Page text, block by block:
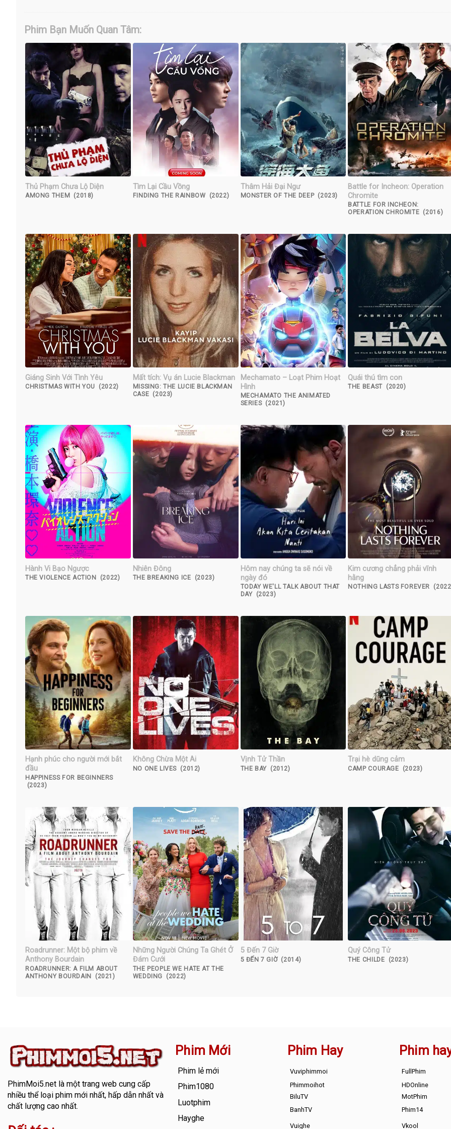
Phim Bạn Muốn Quan Tâm:
Thủ Phạm Chưa Lộ Diện
AMONG THEM (2018)
Tìm Lại Cầu Vồng
FINDING THE RAINBOW (2022)
Thâm Hải Đại Ngư
MONSTER OF THE DEEP (2023)
Battle for Incheon: Operation
Chromite
BATTLE FOR INCHEON:
OPERATION CHROMITE (2016)
Giáng Sinh Với Tình Yêu
CHRISTMAS WITH YOU (2022)
Mất tích: Vụ án Lucie Blackman
MISSING: THE LUCIE BLACKMAN
CASE (2023)
Mechamato – Loạt Phim Hoạt
Hình
MECHAMATO THE ANIMATED
SERIES (2021)
Quái thú tìm con
THE BEAST (2020)
Hành Vi Bạo Ngược
THE VIOLENCE ACTION (2022)
Nhiên Đông
THE BREAKING ICE (2023)
Hôm nay chúng ta sẽ nói về
ngày đó
TODAY WE'LL TALK ABOUT THAT
DAY (2023)
Kim cương chẳng phải vĩnh
hằng
NOTHING LASTS FOREVER
Hạnh phúc cho người mới bắt
đầu
HAPPINESS FOR BEGINNERS
(2023)
Không Chừa Một Ai
NO ONE LIVES (2012)
Vịnh Tử Thần
THE BAY (2012)
Trại hè dũng cảm
CAMP COURAGE (2023)
Roadrunner: Một bộ phim về
Anthony Bourdain
ROADRUNNER: A FILM ABOUT
ANTHONY BOURDAIN (2021)
Những Người Chúng Ta Ghét Ở
Đám Cưới
THE PEOPLE WE HATE AT THE
WEDDING (2022)
5 Đến 7 Giờ
5 ĐẾN 7 GIỜ (2014)
Quý Công Tử
THE CHILDE (2023)
PhimMoi5.netlà một trang web cung cấp
nhiều thể loại phim mới nhất, hấp dẫn nhất và
chất lượng cao nhất.
Phim Mới
Phim lẻ mới
Phim1080
Luotphim
Hayghe
Phim Hay
Vuviphimmoi
Phimmoihot
BiluTV
BanhTV
Vuighe
Phim
FullPhim
HDOnline
MotPhim
Phim14
Vkool